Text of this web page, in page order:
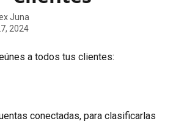
Juna
2024
a todos tus clientes:
conectadas, para clasificarlas